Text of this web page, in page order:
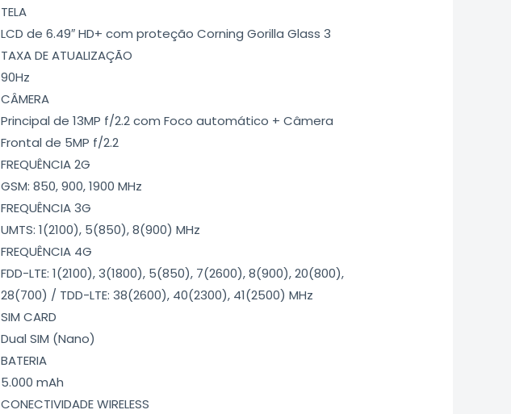
TELA
LCD de 6.49″ HD+ com proteção Corning Gorilla Glass 3
TAXA DE ATUALIZAÇÃO
90Hz
CÂMERA
Principal de 13MP f/2.2 com Foco automático + Câmera
Frontal de 5MP f/2.2
FREQUÊNCIA 2G
GSM: 850, 900, 1900 MHz
FREQUÊNCIA 3G
UMTS: 1(2100), 5(850), 8(900) MHz
FREQUÊNCIA 4G
FDD-LTE: 1(2100), 3(1800), 5(850), 7(2600), 8(900), 20(800),
28(700) / TDD-LTE: 38(2600), 40(2300), 41(2500) MHz
SIM CARD
Dual SIM (Nano)
BATERIA
5.000 mAh
CONECTIVIDADE WIRELESS